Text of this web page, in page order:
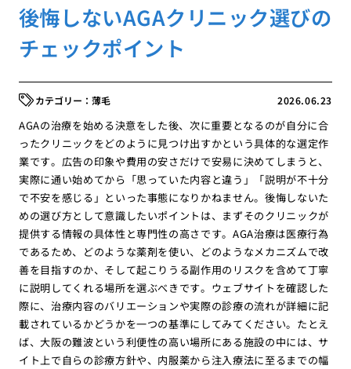
後悔しないAGAクリニック選びの
チェックポイント
2026.06.23
薄毛
AGAの治療を始める決意をした後、次に重要となるのが自分に合
ったクリニックをどのように見つけ出すかという具体的な選定作
業です。広告の印象や費用の安さだけで安易に決めてしまうと、
実際に通い始めてから「思っていた内容と違う」「説明が不十分
で不安を感じる」といった事態になりかねません。後悔しないた
めの選び方として意識したいポイントは、まずそのクリニックが
提供する情報の具体性と専門性の高さです。AGA治療は医療行為
であるため、どのような薬剤を使い、どのようなメカニズムで改
善を目指すのか、そして起こりうる副作用のリスクを含めて丁寧
に説明してくれる場所を選ぶべきです。ウェブサイトを確認した
際に、治療内容のバリエーションや実際の診療の流れが詳細に記
載されているかどうかを一つの基準にしてみてください。たとえ
ば、大阪の難波という利便性の高い場所にある施設の中には、サ
イト上で自らの診療方針や、内服薬から注入療法に至るまでの幅